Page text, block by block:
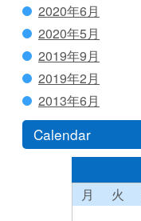
2020年6月
2020年5月
2019年9月
2019年2月
2013年6月
Calendar
月
火